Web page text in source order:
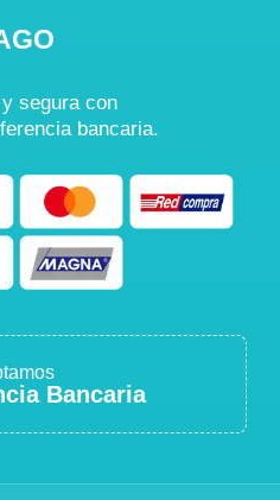
segura con
bancaria.
Bancaria